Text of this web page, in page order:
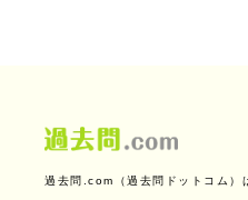
過去問.com（過去問ドットコム）